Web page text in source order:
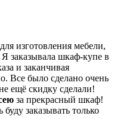
изготовления мебели,
заказывала шкаф-купе в
и заканчивая
Все было сделано очень
ещё скидку сделали!
за прекрасный шкаф!
заказывать только